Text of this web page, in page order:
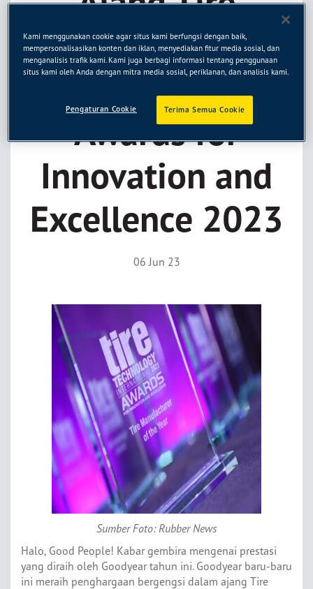
Technology
International
Awards for
Innovation and
Excellence 2023
06 Jun 23
Sumber Foto: Rubber News
Halo, Good People! Kabar gembira mengenai prestasi
yang diraih oleh Goodyear tahun ini. Goodyear baru-baru
ini meraih penghargaan bergengsi dalam ajang Tire
Kami menggunakan cookie agar situs kami berfungsi dengan baik,
mempersonalisasikan konten dan iklan, menyediakan fitur media sosial, dan
menganalisis trafik kami. Kami juga berbagi informasi tentang penggunaan
situs kami oleh Anda dengan mitra media sosial, periklanan, dan analisis kami.
Terima Semua Cookie
Pengaturan Cookie